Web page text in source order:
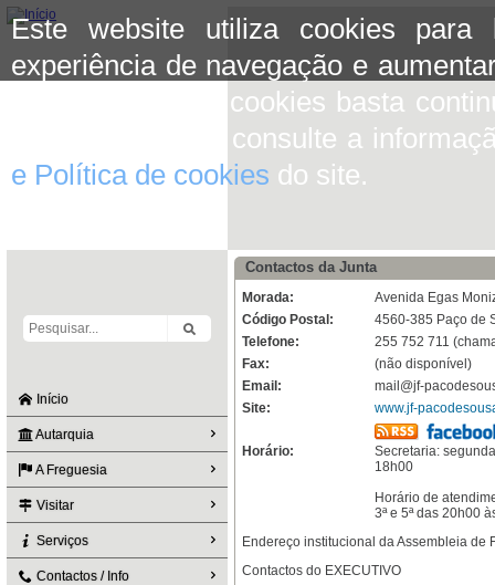
Este website utiliza cookies para
experiência de navegação e
aceitar o uso de cookies basta
mais informação consulte a
e Política de cookies do site.
Início
Autarquia
A Freguesia
Visitar
Serviços
Contactos / Info
Contactos da Junta
Morada:
Avenida Egas
Código Postal:
4560-385 Paço de
Telefone:
255 752 711
Fax:
(não disponível)
Email:
mail@jf-
Site:
www.jf-
Horário:
Secretaria:
18h00
Horário de
3ª e 5ª das 20h00
Endereço institucional da Assembleia
Contactos do EXECUTIVO